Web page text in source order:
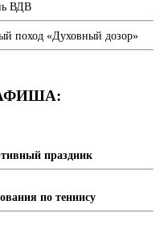
ВДВ
поход «Духовный дозор»
праздник
по теннису